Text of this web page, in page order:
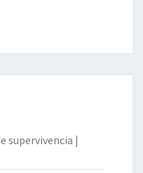
supervivencia |